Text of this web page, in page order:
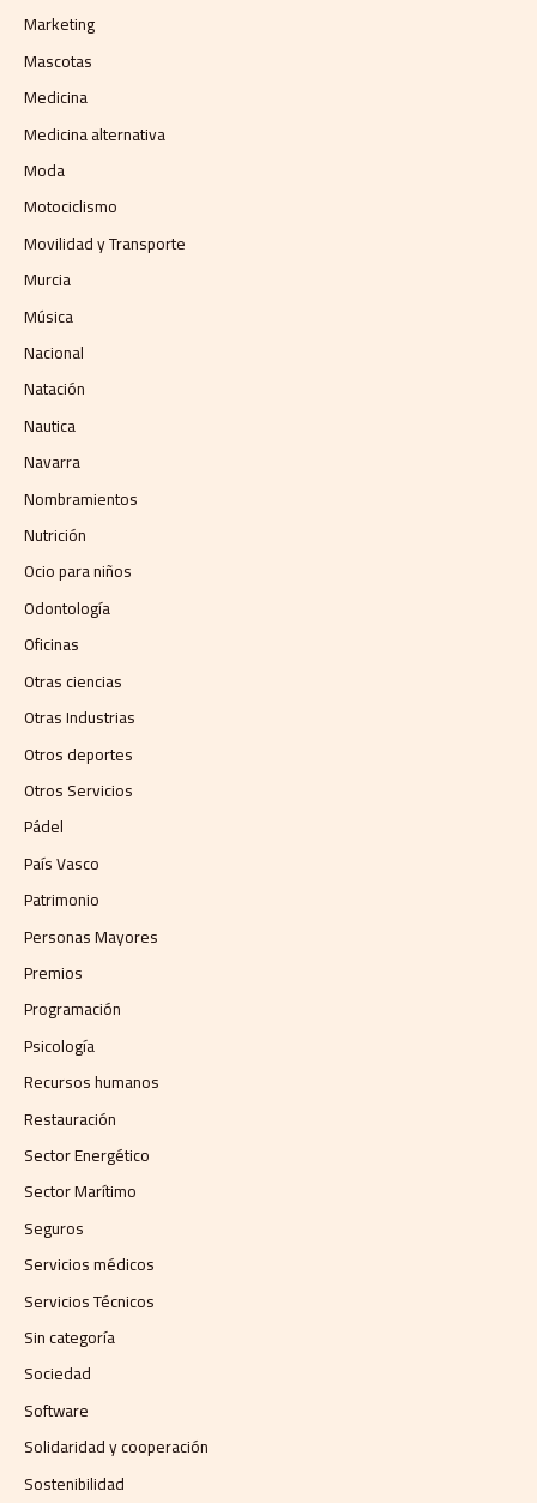
Marketing
Mascotas
Medicina
Medicina alternativa
Moda
Motociclismo
Movilidad y Transporte
Murcia
Música
Nacional
Natación
Nautica
Navarra
Nombramientos
Nutrición
Ocio para niños
Odontología
Oficinas
Otras ciencias
Otras Industrias
Otros deportes
Otros Servicios
Pádel
País Vasco
Patrimonio
Personas Mayores
Premios
Programación
Psicología
Recursos humanos
Restauración
Sector Energético
Sector Marítimo
Seguros
Servicios médicos
Servicios Técnicos
Sin categoría
Sociedad
Software
Solidaridad y cooperación
Sostenibilidad